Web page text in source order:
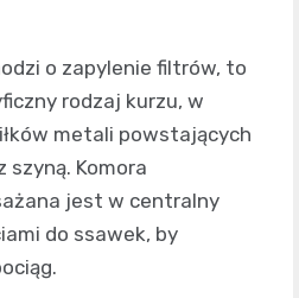
o zapylenie filtrów, to
rodzaj kurzu, w
metali powstających
szyną. Komora
jest w centralny
do ssawek, by